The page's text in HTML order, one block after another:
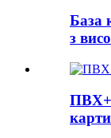
База
з
карти